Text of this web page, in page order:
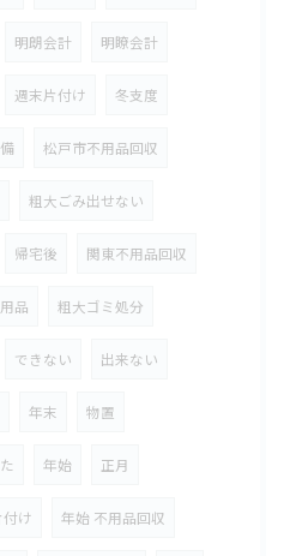
明朗会計 明瞭会計
週末片付け 冬支度
松戸市不用品回収
粗大ごみ出せない
帰宅後 関東不用品回収
品 粗大ゴミ処分
できない 出来ない
年末 物置
年始 正月
け 年始 不用品回収